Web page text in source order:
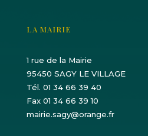
LA MAIRIE
1 rue de la Mairie
95450 SAGY LE VILLAGE
Tél. 01 34 66 39 40
Fax 01 34 66 39 10
mairie.sagy@orange.fr